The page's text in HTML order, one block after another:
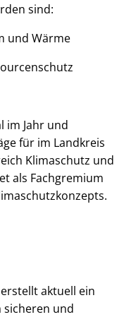
sind:
und Wärme
im Jahr und
für im Landkreis
Klimaschutz und
als Fachgremium
aktuell ein
sicheren und